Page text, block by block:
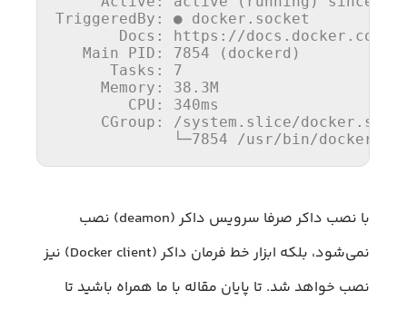
TriggeredBy: ● docker.socket
       Docs: https:
//docs.docker.com
   Main PID:
7854 (dockerd)
      Tasks:
7
     Memory:
38.3M
        CPU:
340ms
     CGroup:
/system.slice/
             └─
7854 /usr/ bin/dockerd
با نصب داکر صرفا سرویس داکر (deamon) نصب
نمی‌شود، بلکه ابزار خط فرمان داکر (Docker client) نیز
نصب خواهد شد. تا پایان مقاله با ما همراه باشید تا